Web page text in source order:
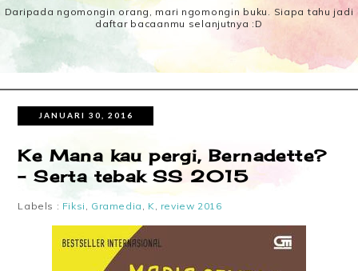
Daripada ngomongin orang, mari ngomongin buku. Siapa tahu jadi
daftar bacaanmu selanjutnya :D
JANUARI 30, 2016
Ke Mana kau pergi, Bernadette?
- Serta tebak SS 2015
Labels : Fiksi , Gramedia , K, review 2016